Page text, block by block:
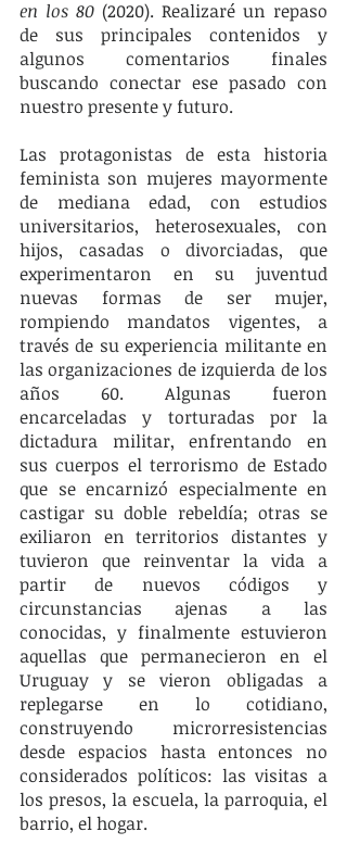
en los 80 (2020). Realizaré un repaso
de sus principales contenidos y
algunos comentarios finales
buscando conectar ese pasado con
nuestro presente y futuro.
Las protagonistas de esta historia
feminista son mujeres mayormente
de mediana edad, con estudios
universitarios, heterosexuales, con
hijos, casadas o divorciadas, que
experimentaron en su juventud
nuevas formas de ser mujer,
rompiendo mandatos vigentes, a
través de su experiencia militante en
las organizaciones de izquierda de los
años 60. Algunas fueron
encarceladas y torturadas por la
dictadura militar, enfrentando en
sus cuerpos el terrorismo de Estado
que se encarnizó especialmente en
castigar su doble rebeldía; otras se
exiliaron en territorios distantes y
tuvieron que reinventar la vida a
partir de nuevos códigos y
circunstancias ajenas a las
conocidas, y finalmente estuvieron
aquellas que permanecieron en el
Uruguay y se vieron obligadas a
replegarse en lo cotidiano,
construyendo microrresistencias
desde espacios hasta entonces no
considerados políticos: las visitas a
los presos, la escuela, la parroquia, el
barrio, el hogar.